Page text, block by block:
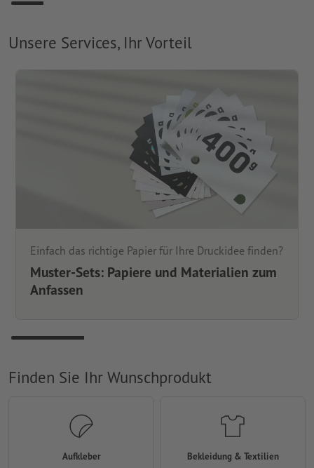
Unsere Services, Ihr Vorteil
Einfach das richtige Papier für Ihre Druckidee finden?
Muster-Sets: Papiere und Materialien zum
Anfassen
Finden Sie Ihr Wunschprodukt
Aufkleber Bekleidung & Textilien